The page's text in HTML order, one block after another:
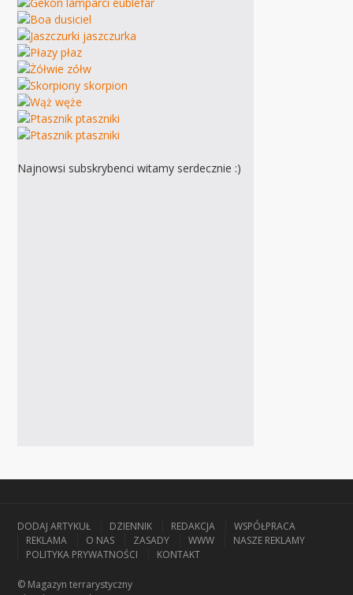
Najnowsi subskrybenci witamy serdecznie :)
DODAJ ARTYKUŁ DZIENNIK REDAKCJA
WSPÓŁPRACA
REKLAMA
O NAS ZASADY WWW
NASZE REKLAMY
POLITYKA PRYWATNOŚCI
KONTAKT
© Magazyn terrarystyczny